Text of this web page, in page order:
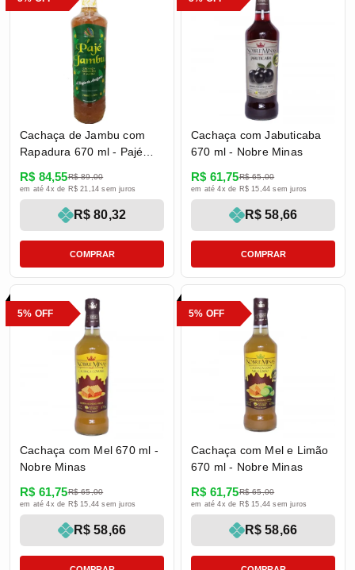
Cachaça de Jambu com
Rapadura 670 ml - Pajé
R$ 84,55R$ 89,00
R$ 80,32
em até 4x de R$ 21,14 sem juros
COMPRAR
Cachaça com Jabuticaba
670 ml - Nobre Minas
R$ 61,75R$ 65,00
R$ 58,66
em até 4x de R$ 15,44 sem juros
COMPRAR
Cachaça com Mel 670 ml -
Nobre Minas
R$ 61,75R$ 65,00
5% OFF
R$ 58,66
em até 4x de R$ 15,44 sem juros
Cachaça com Mel e Limão
670 ml - Nobre Minas
R$ 61,75R$ 65,00
5% OFF
R$ 58,66
em até 4x de R$ 15,44 sem juros